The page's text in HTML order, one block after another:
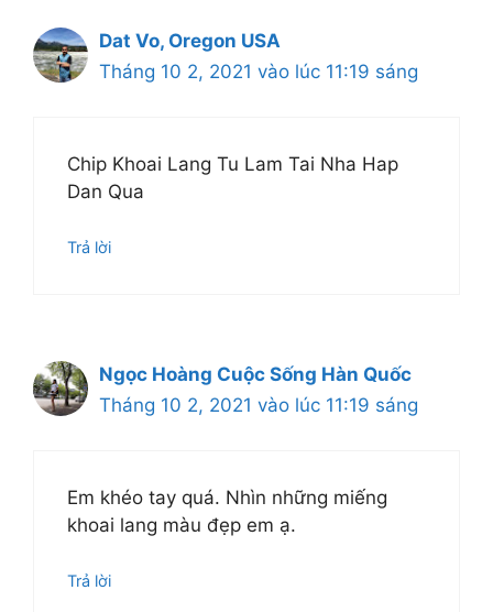
Dat Vo, Oregon USA
Tháng 10 2, 2021 vào lúc 11:19 sáng
Chip Khoai Lang Tu Lam Tai Nha Hap
Dan Qua
Trả lời
Ngọc Hoàng Cuộc Sống Hàn Quốc
Tháng 10 2, 2021 vào lúc 11:19 sáng
Em khéo tay quá. Nhìn những miếng
khoai lang màu đẹp em ạ.
Trả lời